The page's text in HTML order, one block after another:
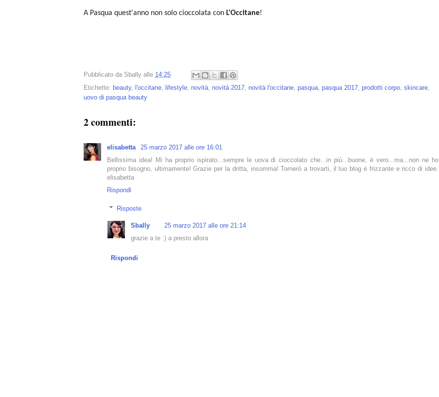
A Pasqua quest'anno non solo cioccolata con L'Occitane!
Pubblicato da Sbally alle 14:25
Etichette: beauty, l'occitane lifestyle novità novità 2017 novità l'occitane pasqua pasqua 2017 prodotti corpo skincare
uovo di pasqua beauty
2 commenti:
elisabetta
25 marzo 2017 alle ore 16:01
Bellissima idea! Mi ha proprio ispirato...sempre le uova di cioccolato che...in più...buone, è vero...ma...non ne ho
proprio bisogno, ultimamente! Grazie per la dritta, insomma! Tornerò a trovarti, il tuo blog è frizzante e ricco di idee.
elisabetta
Rispondi
Risposte
Sbally
25 marzo 2017 alle ore 21:14
grazie a te :) a presto allora
Rispondi